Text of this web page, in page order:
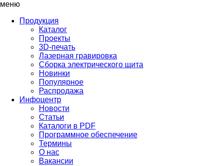
меню
Продукция
Каталог
Проекты
3D-печать
Лазерная гравировка
Сборка электрического щита
Новинки
Популярное
Распродажа
Инфоцентр
Новости
Статьи
Каталоги в PDF
Программное обеспечение
Термины
О нас
Вакансии